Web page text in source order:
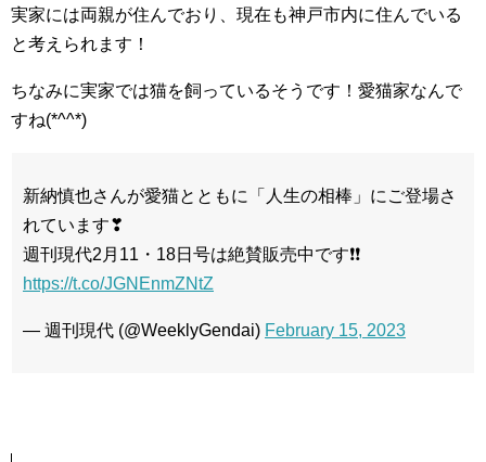
実家には両親が住んでおり、現在も神戸市内に住んでいる
と考えられます！
ちなみに実家では猫を飼っているそうです！愛猫家なんで
すね(*^^*)
新納慎也さんが愛猫とともに「人生の相棒」にご登場さ
れています❣
週刊現代2月11・18日号は絶賛販売中です❗❗
https://t.co/JGNEnmZNtZ
— 週刊現代 (@WeeklyGendai) February 15, 2023